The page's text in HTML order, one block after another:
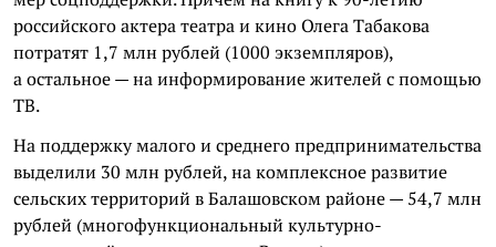
российского актера театра и кино Олега Табакова
потратят 1,7 млн рублей (1000 экземпляров),
а остальное — на информирование жителей с помощью
ТВ.
На поддержку малого и среднего предпринимательства
выделили 30 млн рублей, на комплексное развитие
сельских территорий в Балашовском районе — 54,7 млн
рублей (многофункциональный культурно-